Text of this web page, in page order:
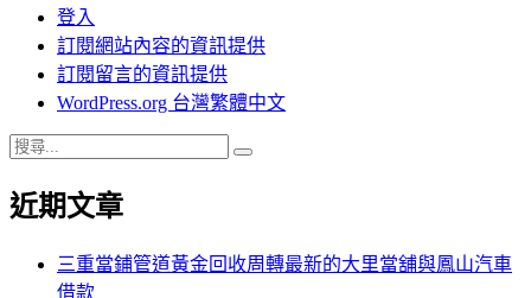
登入
訂閱網站內容的資訊提供
訂閱留言的資訊提供
WordPress.org 台灣繁體中文
搜
關
近期文章
三重當鋪管道黃金回收周轉最新的大里當舖與鳳山汽車
借款